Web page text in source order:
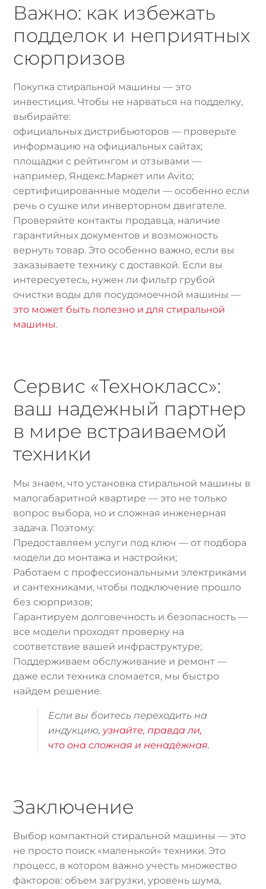
Важно: как избежать
подделок и неприятных
сюрпризов
Покупка стиральной машины — это
инвестиция. Чтобы не нарваться на подделку,
выбирайте:
официальных дистрибьюторов — проверьте
информацию на официальных сайтах;
площадки с рейтингом и отзывами —
например, Яндекс.Маркет или Avito;
сертифицированные модели — особенно если
речь о сушке или инверторном двигателе.
Проверяйте контакты продавца, наличие
гарантийных документов и возможность
вернуть товар. Это особенно важно, если вы
заказываете технику с доставкой. Если вы
интересуетесь, нужен ли фильтр грубой
очистки воды для посудомоечной машины —
это может быть полезно и для стиральной
машины.
Сервис «Технокласс»:
ваш надежный партнер
в мире встраиваемой
техники
Мы знаем, что установка стиральной машины в
малогабаритной квартире — это не только
вопрос выбора, но и сложная инженерная
задача. Поэтому:
Предоставляем услуги под ключ — от подбора
модели до монтажа и настройки;
Работаем с профессиональными электриками
и сантехниками, чтобы подключение прошло
без сюрпризов;
Гарантируем долговечность и безопасность —
все модели проходят проверку на
соответствие вашей инфраструктуре;
Поддерживаем обслуживание и ремонт —
даже если техника сломается, мы быстро
найдем решение.
Если вы боитесь переходить на
индукцию, узнайте, правда ли,
что она сложная и ненадёжная.
Заключение
Выбор компактной стиральной машины — это
не просто поиск «маленькой» техники. Это
процесс, в котором важно учесть множество
факторов: объем загрузки, уровень шума,